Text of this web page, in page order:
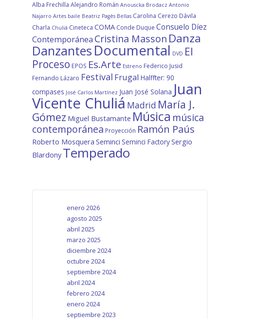
Alba Frechilla Alejandro Román Anouscka Brodacz Antonio
Najarro Artes baile Beatriz Pagès Bellas Carolina Cerezo Dávila
Charla Chuliá Cineteca COMA Conde Duque Consuelo Díez
Contemporánea Cristina Masson Danza
Danzantes Documental DVD El
Proceso EPOS Es.Arte Estreno Federico Jusid
Fernando Lázaro Festival Frugal Halffter: 90
compases José Carlos Martínez Juan José Solana Juan
Vicente Chuliá Madrid María J.
Gómez Miguel Bustamante Música música
contemporánea Proyección Ramón Paús
Roberto Mosquera Seminci Seminci FactorySergio
Blardony Temperado
enero 2026
agosto 2025
abril 2025
marzo 2025
diciembre 2024
octubre 2024
septiembre 2024
abril 2024
febrero 2024
enero 2024
septiembre 2023